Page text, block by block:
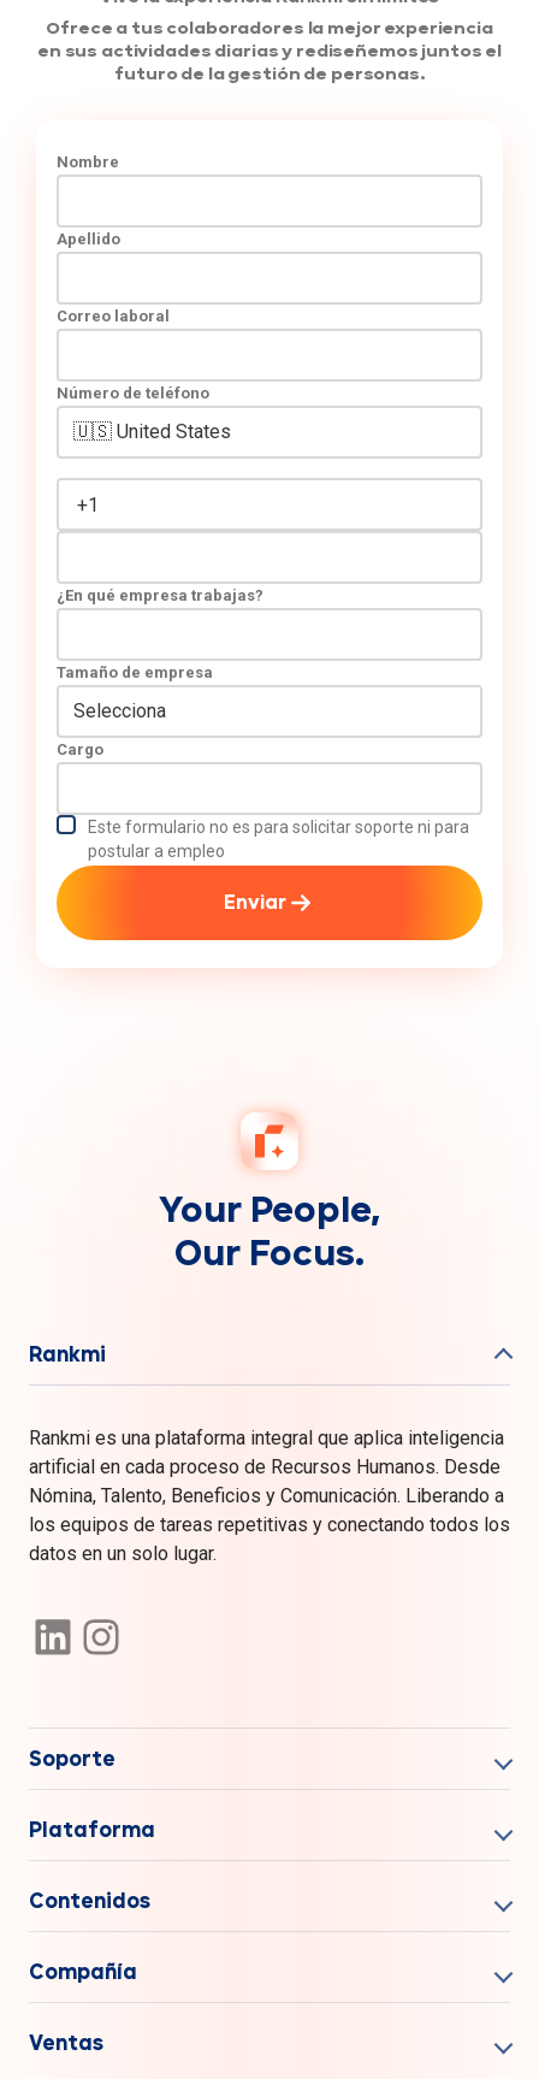
Ofrece a tus colaboradores la mejor experiencia
en sus actividades diarias y rediseñemos juntos el
futuro de la gestión de personas.
Nombre
Apellido
Correo laboral
Número de teléfono
¿En qué empresa trabajas?
Tamaño de empresa
Cargo
Este formulario no es para solicitar soporte ni para
postular a empleo
Enviar
Your People,
Our Focus.
Rankmi
Rankmi es una plataforma integral que aplica inteligencia
artificial en cada proceso de Recursos Humanos. Desde
Nómina, Talento, Beneficios y Comunicación. Liberando a
los equipos de tareas repetitivas y conectando todos los
datos en un solo lugar.
Soporte
Plataforma
Contenidos
Compañía
Ventas